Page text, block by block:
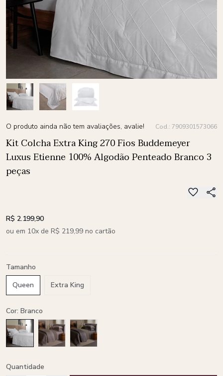
O produto ainda não tem avaliações, avalie! Cod.: 7909301573066
Kit Colcha Extra King 270 Fios Buddemeyer
Luxus Etienne 100% Algodão Penteado Branco 3
peças
R$ 2.199,90
ou em 10x de R$ 219,99 no cartão
Tamanho
Queen
Extra King
Cor: Branco
Quantidade